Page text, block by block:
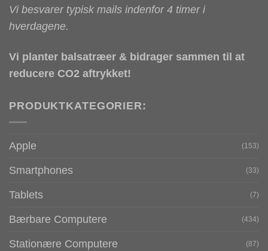
Vi besvarer typisk mails indenfor 4 timer i
hverdagene.
Vi planter balsatræer & bidrager sammen til at
reducere CO2 aftrykket!
PRODUKTKATEGORIER:
Apple (153)
Smartphones (33)
Tablets (7)
Bærbare Computere (434)
Stationære Computere (87)